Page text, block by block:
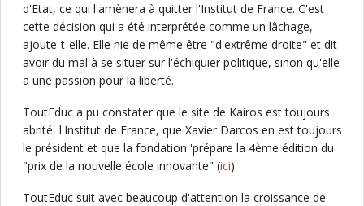
d'Etat, ce qui l'amènera à quitter l'Institut de France. C'est
cette décision qui a été interprétée comme un lâchage,
ajoute-t-elle. Elle nie de même être "d'extrême droite" et dit
avoir du mal à se situer sur l'échiquier politique, sinon qu'elle
a une passion pour la liberté.
ToutEduc a pu constater que le site de Kairos est toujours
abrité l'Institut de France, que Xavier Darcos en est toujours
le président et que la fondation 'prépare la 4ème édition du
"prix de la nouvelle école innovante" (ici)
ToutEduc suit avec beaucoup d'attention la croissance de